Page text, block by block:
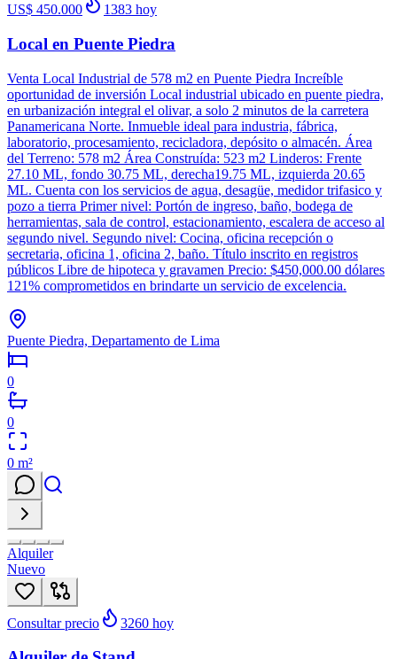
US$ 450.000 1383 hoy
Local en Puente Piedra
Venta Local Industrial de 578 m2 en Puente Piedra Increíble
oportunidad de inversión Local industrial ubicado en puente piedra,
en urbanización integral el olivar, a solo 2 minutos de la carretera
Panamericana Norte. Inmueble ideal para industria, fábrica,
laboratorio, procesamiento, recicladora, depósito o almacén. Área
del Terreno: 578 m2 Área Construída: 523 m2 Linderos: Frente
27.10 ML, fondo 30.75 ML, derecha19.75 ML, izquierda 20.65
ML. Cuenta con los servicios de agua, desagüe, medidor trifasico y
pozo a tierra Primer nivel: Portón de ingreso, baño, bodega de
herramientas, sala de control, estacionamiento, escalera de acceso al
segundo nivel. Segundo nivel: Cocina, oficina recepción o
secretaria, oficina 1, oficina 2, baño. Título inscrito en registros
públicos Libre de hipoteca y gravamen Precio: $450,000.00 dólares
121% comprometidos en brindarte un servicio de excelencia.
Puente Piedra, Departamento de Lima
0
0
0 m²
Alquiler
Nuevo
Consultar precio 3260 hoy